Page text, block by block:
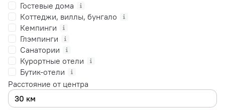
Гостевые дома
Коттеджи, виллы, бунгало
Кемпинги
Глэмпинги
Санатории
Курортные отели
Бутик-отели
Расстояние от центра